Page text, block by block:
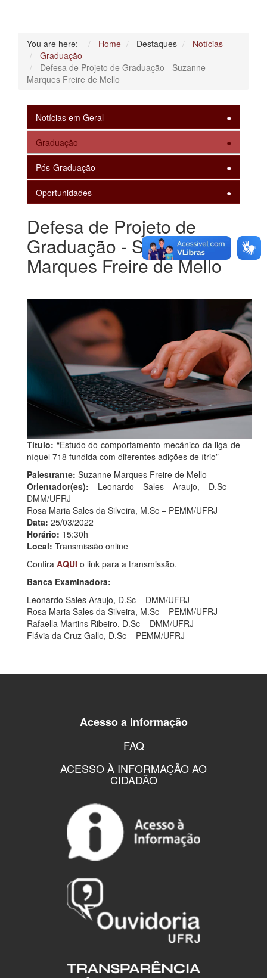
You are here: Home Destaques
Notícias
Graduação
Defesa de Projeto de Graduação - Suzanne
Marques Freire de Mello
Notícias em Geral
Graduação
Pós-Graduação
Oportunidades
Defesa de Projeto de
Graduação - Suzanne
Marques Freire de Mello
Título: “Estudo do comportamento mecânico da liga de
níquel 718 fundida com diferentes adições de ítrio”
Palestrante: Suzanne Marques Freire de Mello
Orientador(es): Leonardo Sales Araujo, D.Sc –
DMM/UFRJ
Rosa Maria Sales da Silveira, M.Sc – PEMM/UFRJ
Data: 25/03/2022
Horário: 15:30h
Local: Transmissão online
Confira AQUI o link para a transmissão.
Banca Examinadora:
Leonardo Sales Araujo, D.Sc – DMM/UFRJ
Rosa Maria Sales da Silveira, M.Sc – PEMM/UFRJ
Rafaella Martins Ribeiro, D.Sc – DMM/UFRJ
Flávia da Cruz Gallo, D.Sc – PEMM/UFRJ
Acesso a Informação
FAQ
ACESSO À INFORMAÇÃO AO
CIDADÃO